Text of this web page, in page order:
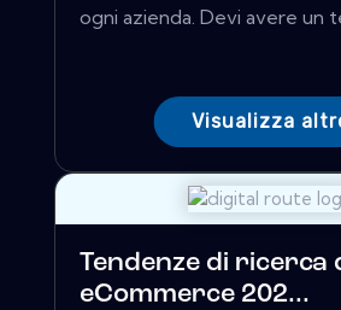
ogni azienda. Devi avere un
Visualizza
Tendenze di ricerca
eCommerce 202...